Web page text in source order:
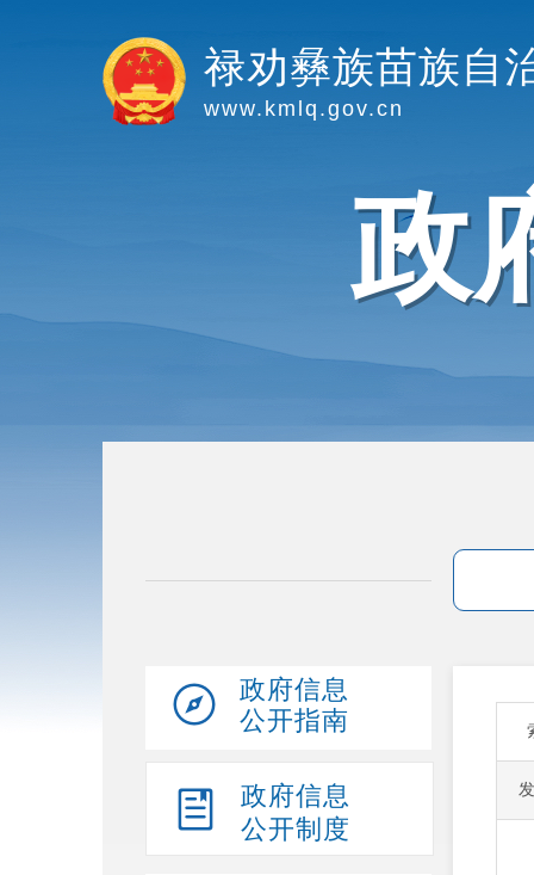
禄劝彝族苗族自
www.kmlq.gov.cn
政
政府信息
公开指南
政府信息
公开制度